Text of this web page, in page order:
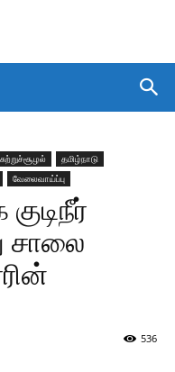
சுற்றுச்சூழல்
தமிழ்நாடு
வேலைவாய்ப்பு
சாலை
536